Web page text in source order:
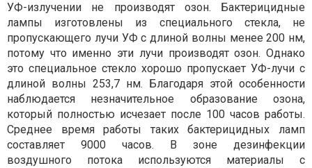
УФ-излучении не производят озон. Бактерицидные
лампы изготовлены из специального стекла, не
пропускающего лучи УФ с длиной волны менее 200 нм,
потому что именно эти лучи производят озон. Однако
это специальное стекло хорошо пропускает УФ-лучи с
длиной волны 253,7 нм. Благодаря этой особенности
наблюдается незначительное образование озона,
который полностью исчезает после 100 часов работы.
Среднее время работы таких бактерицидных ламп
составляет 9000 часов. В зоне дезинфекции
воздушного потока используются материалы с